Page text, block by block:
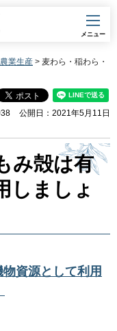
メニュー
業生産 > 麦わら・稲わら・
公開日：2021年5月11日
み殻は有
しましょ
資源として利用